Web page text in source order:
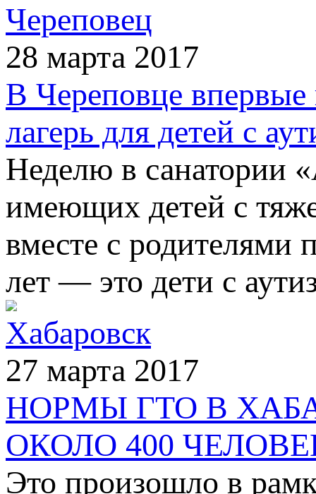
Череповец
28 марта 2017
В Череповце
лагерь для детей с
Неделю в санатории
имеющих детей с
вместе с родителями
лет — это дети с
Хабаровск
27 марта 2017
НОРМЫ ГТО В
ОКОЛО 400
Это произошло в